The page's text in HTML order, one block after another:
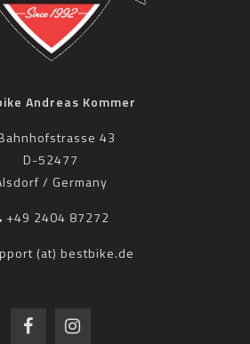
Andreas Kommer
43
D-52477
/ Germany
+49 2404 87272
(at) bestbike.de